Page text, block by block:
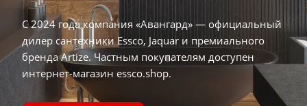
С 2024 года компания «Авангард» — официальный
дилер сантехники Essco, Jaquar и премиального
бренда Artize. Частным покупателям доступен
интернет-магазин essco.shop.